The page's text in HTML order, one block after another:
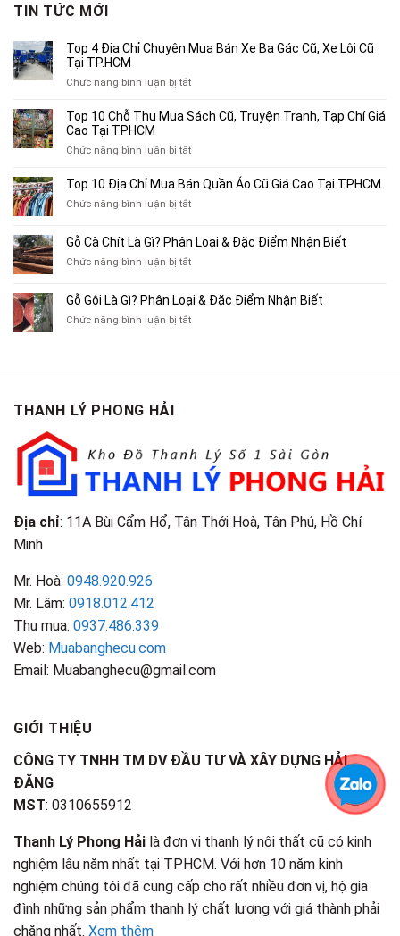
TIN TỨC MỚI
Top 4 Địa Chỉ Chuyên Mua Bán Xe Ba Gác Cũ, Xe Lôi Cũ
Tại TP.HCM
Chức năng bình luận bị tắtở
4
Chuyên
Bán
Xe
Cũ,
Xe
Cũ
TP.HCM
Top 10 Chỗ Thu Mua Sách Cũ, Truyện Tranh, Tạp Chí Giá
Cao Tại TPHCM
Chức năng bình luận bị tắtở
10
Thu
Sách
Tạp
Chí
Top 10 Địa Chỉ Mua Bán Quần Áo Cũ Giá Cao Tại TPHCM
Chức năng bình luận bị tắtở
Địa
Chỉ
Bán
Áo
Gỗ Cà Chít Là Gì? Phân Loại & Đặc Điểm Nhận Biết
Chức năng bình luận bị tắtở
Chít
Là
Gỗ Gội Là Gì? Phân Loại & Đặc Điểm Nhận Biết
Chức năng bình luận bị tắtở
Điểm
Nhận
Biết
THANH LÝ PHONG HẢI
Địa chỉ: 11A Bùi Cẩm Hổ, Tân Thới Hoà, Tân Phú, Hồ Chí
Minh
Mr. Hoà: 0948.920.926
Mr. Lâm: 0918.012.412
Thu mua: 0937.486.339
Web: Muabanghecu.com
Email: Muabanghecu@gmail.com
GIỚI THIỆU
CÔNG TY TNHH TM DV ĐẦU TƯ VÀ XÂY DỰNG HẢI
ĐĂNG
MST: 0310655912
Thanh Lý Phong Hải là đơn vị thanh lý nội thất cũ có kinh
nghiệm lâu năm nhất tại TPHCM. Với hơn 10 năm kinh
nghiệm chúng tôi đã cung cấp cho rất nhiều đơn vị, hộ gia
đình những sản phẩm thanh lý chất lượng với giá thành phải
chăng nhất. Xem thêm